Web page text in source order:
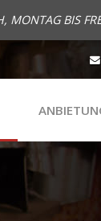
MONTAG BIS